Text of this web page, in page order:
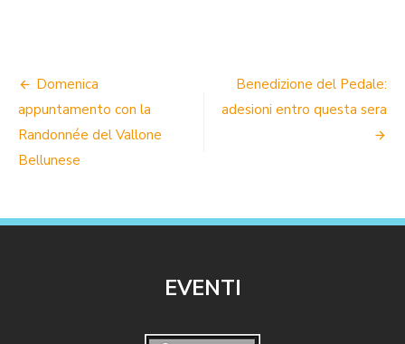
NAVIGAZIONE
ARTICOLI
Domenica
appuntamento con la
Randonnée del Vallone
Bellunese
Benedizione del Pedale:
adesioni entro questa sera
EVENTI